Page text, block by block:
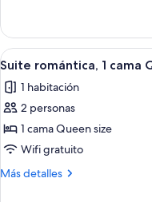
Queen
size,
para
no
fumadores
Deluxe,
cama
size,
para
fumadores
Ver
todas
las
fotos
de
Suite
romántica,
6
Suite romántica, 1 cama
1 habitación
2 personas
1 cama Queen size
Wifi gratuito
Más detalles
Más